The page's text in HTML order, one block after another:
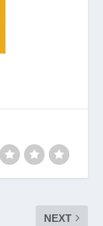
NEXT